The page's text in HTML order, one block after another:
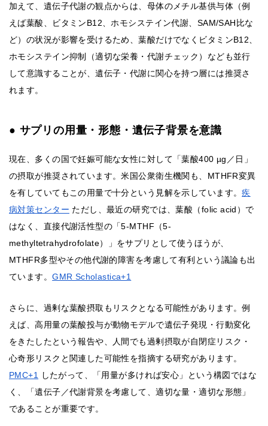
加えて、遺伝子代謝の観点からは、母体のメチル基供与体（例
えば葉酸、ビタミンB12、ホモシステイン代謝、SAM/SAH比な
ど）の状況が影響を受けるため、葉酸だけでなくビタミンB12、
ホモシステイン抑制（適切な栄養・代謝チェック）なども並行
して意識することが、遺伝子・代謝に関心を持つ層には推奨さ
れます。
● サプリの用量・形態・遺伝子背景を意識
現在、多くの国で妊娠可能な女性に対して「葉酸400 µg／日」
の摂取が推奨されています。米国公衆衛生機関も、MTHFR変異
を有していてもこの用量で十分という見解を示しています。疾
病対策センター ただし、最近の研究では、葉酸（folic acid）で
はなく、直接代謝活性型の「5-MTHF（5-
methyltetrahydrofolate）」をサプリとして使うほうが、
MTHFR多型やその他代謝的障害を考慮して有利という議論も出
ています。GMR Scholastica+1
さらに、過剰な葉酸摂取もリスクとなる可能性があります。例
えば、高用量の葉酸投与が動物モデルで遺伝子発現・行動変化
をきたしたという報告や、人間でも過剰摂取が自閉症リスク・
心奇形リスクと関連した可能性を指摘する研究があります。
PMC+1 したがって、「用量が多ければ安心」という構図ではな
く、「遺伝子／代謝背景を考慮して、適切な量・適切な形態」
であることが重要です。